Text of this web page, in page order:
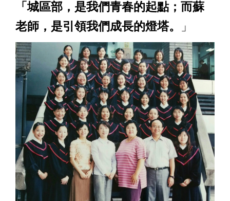
「城區部，是我們青春的起點；而蘇
老師，是引領我們成長的燈塔。
」